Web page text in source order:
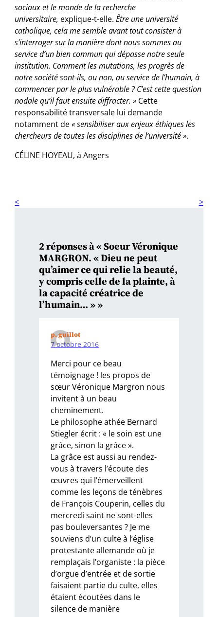
sociaux et le monde de la recherche
universitaire, explique-t-elle.Être une université
catholique, cela me semble avant tout consister à
s’interroger sur la manière dont nous sommes au
service d’un bien commun qui dépasse notre seule
institution. Comment les mutations, les progrès de
notre société sont-ils, ou non, au service de l’humain, à
commencer par le plus vulnérable ? C’est cette question
nodale qu’il faut ensuite diffracter. » Cette
responsabilité transversale lui demande
notamment de« sensibiliser aux enjeux éthiques les
chercheurs de toutes les disciplines de l’université ».
CÉLINE HOYEAU, à Angers
2 réponses à « Soeur Véronique
MARGRON. « Dieu ne peut
qu’aimer ce qui relie la beauté,
y compris celle de la plainte, à
la capacité créatrice de
l’humain… » »
p. guillot
7 octobre 2016
Merci pour ce beau
témoignage ! les propos de
sœur Véronique Margron nous
invitent à un beau
cheminement.
Le philosophe athée Bernard
Stiegler écrit : « le soin est une
grâce, sinon la grâce ».
La grâce est aussi au rendez-
vous à travers l’écoute des
œuvres qui l’émerveillent
comme les leçons de ténèbres
de François Couperin, celles du
mercredi saint ne sont-elles
pas bouleversantes ? Je me
souviens d’un culte à l’église
protestante allemande où je
remplaçais l’organiste : la pièce
d’orgue d’entrée et de sortie
faisaient partie du culte, elles
étaient écoutées dans le
silence de manière